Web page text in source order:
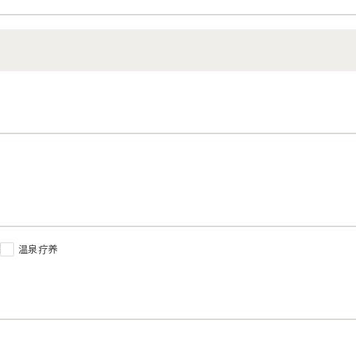
温泉疗养